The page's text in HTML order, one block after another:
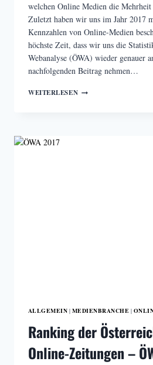
welchen Online Medien die
Zuletzt haben wir uns im Jahr 2017
Kennzahlen von Online-Medien
höchste Zeit, dass wir uns die
Webanalyse (ÖWA) wieder genauer
nachfolgenden Beitrag nehmen…
WEITERLESENRANKING
ALLGEMEIN | MEDIENBRANCHE |
Ranking der
Online-Zeitungen –